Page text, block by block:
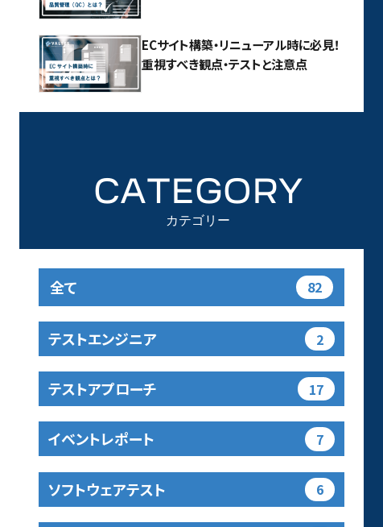
ECサイト構築・リニューアル時に必見！
重視すべき観点・テストと注意点
CATEGORY
カテゴリー
全て 82
テストエンジニア 2
テストアプローチ 17
イベントレポート 7
ソフトウェアテスト 6